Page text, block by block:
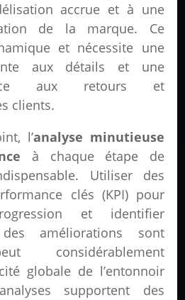
accrue et à une
de la marque. Ce
et nécessite une
aux détails et une
aux retours et
clients.
l’analyse minutieuse
à chaque étape de
Utiliser des
clés (KPI) pour
et identifier
améliorations sont
considérablement
globale de l’entonnoir
supportent des